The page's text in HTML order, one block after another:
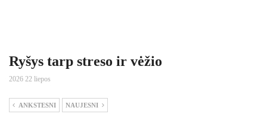
Ryšys tarp streso ir vėžio
2026 22 liepos
ANKSTESNI NAUJESNI